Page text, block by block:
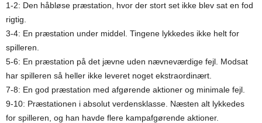
1-2: Den håbløse præstation, hvor der stort set ikke blev sat en fod
rigtig.
3-4: En præstation under middel. Tingene lykkedes ikke helt for
spilleren.
5-6: En præstation på det jævne uden nævneværdige fejl. Modsat
har spilleren så heller ikke leveret noget ekstraordinært.
7-8: En god præstation med afgørende aktioner og minimale fejl.
9-10: Præstationen i absolut verdensklasse. Næsten alt lykkedes
for spilleren, og han havde flere kampafgørende aktioner.